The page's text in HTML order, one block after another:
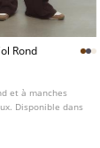
Rond
et à manches
Disponible dans